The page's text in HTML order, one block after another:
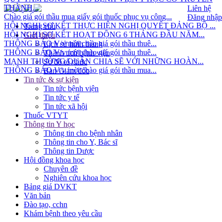
Liên hệ
Đăng nhập
Trang chủ
Giới thiệu
Lịch sử hình thành
Thành tích bệnh viện
Sơ đồ tổ chức
Ban Giám đốc
Tin tức & sự kiện
Tin tức bệnh viện
Tin tức y tế
Tin tức xã hội
Thuốc VTYT
Thông tin Y học
Thông tin cho bệnh nhân
Thông tin cho Y, Bác sĩ
Thông tin Dược
Hội đồng khoa học
Chuyên đề
Nghiên cứu khoa học
Bảng giá DVKT
Văn bản
Đào tạo, cchn
Khám bệnh theo yêu cầu
THÀNH...
Chào giá gói thầu mua giấy gói thuốc phục vụ công...
HỘI NGHỊ SƠ KẾT THỰC HIỆN NGHỊ QUYẾT ĐẢNG BỘ ...
HỘI NGHỊ SƠ KẾT HOẠT ĐỘNG 6 THÁNG ĐẦU NĂM...
THÔNG BÁO V/v mời chào giá gói thầu thuê...
THÔNG BÁO V/v mời chào giá gói thầu thuê...
MẠNH THƯỜNG QUÂN CHIA SẼ VỚI NHỮNG HOÀN...
THÔNG BÁO V/v mời chào giá gói thầu mua...